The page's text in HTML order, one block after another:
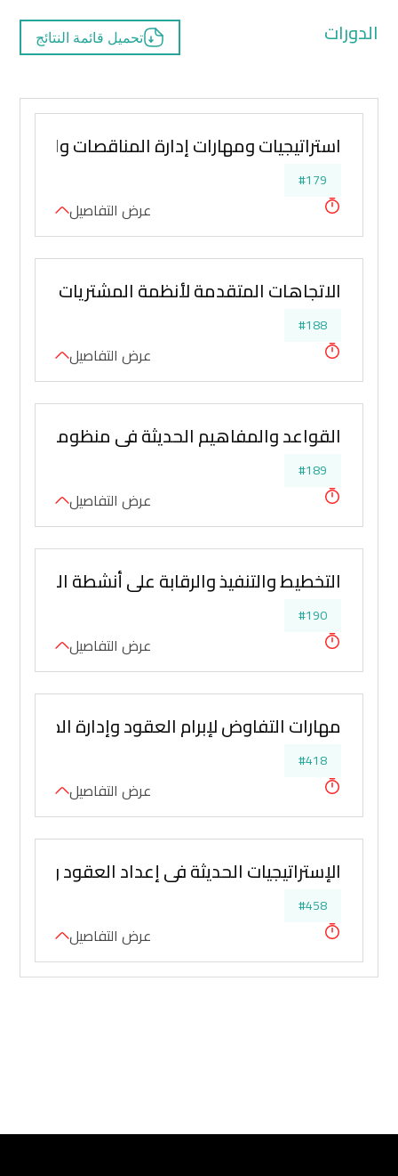
الدورات تحميل قائمة النتائج
استراتيجيات ومهارات إدارة المناقصات
#179
عرض التفاصيل
الاتجاهات المتقدمة لأنظمة المشتريات
#188
عرض التفاصيل
القواعد والمفاهيم الحديثة في منظومة
#189
عرض التفاصيل
التخطيط والتنفيذ والرقابة على أنشطة المخازن
#190
عرض التفاصيل
مهارات التفاوض لإبرام العقود وإدارة
#418
عرض التفاصيل
الإستراتيجيات الحديثة في إعداد العقود
#458
عرض التفاصيل